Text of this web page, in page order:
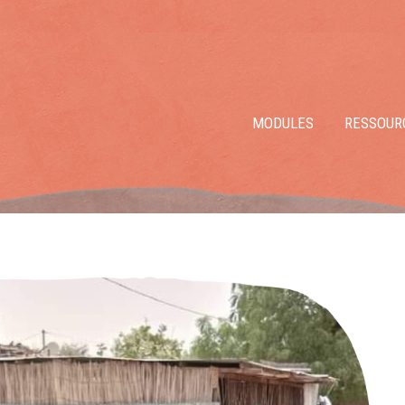
MODULES